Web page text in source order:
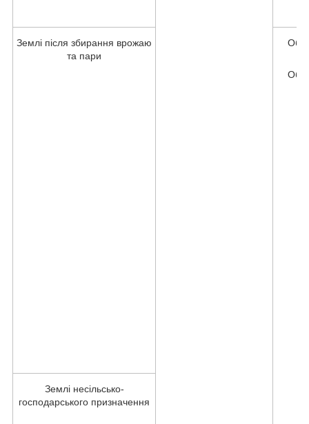
Землі після збирання врожаю
та пари
Землі несільсько-
господарського призначення